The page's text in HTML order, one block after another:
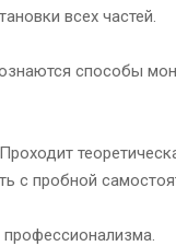
всех частей.
способы
с пробной